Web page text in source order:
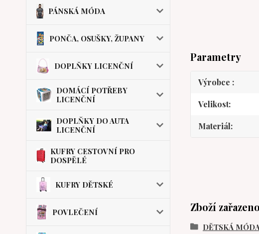
PÁNSKÁ MÓDA
PONČA, OSUŠKY, ŽUPANY
DOPLŇKY LICENČNÍ
DOMÁCÍ POTŘEBY
LICENČNÍ
DOPLŇKY DO AUTA
LICENČNÍ
KUFRY CESTOVNÍ PRO
DOSPĚLÉ
KUFRY DĚTSKÉ
POVLEČENÍ
Parametry
Výrobce
Velikost
Materiál
Zboží
DĚTSKÁ